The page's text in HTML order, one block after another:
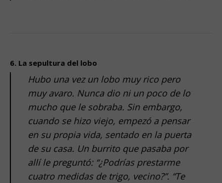
6. La sepultura del lobo
Hubo una vez un lobo muy rico pero
muy avaro. Nunca dio ni un poco de lo
mucho que le sobraba. Sin embargo,
cuando se hizo viejo, empezó a pensar
en su propia vida, sentado en la puerta
de su casa. Un burrito que pasaba por
allí le preguntó: “¿Podrías prestarme
cuatro medidas de trigo, vecino?”. “Te